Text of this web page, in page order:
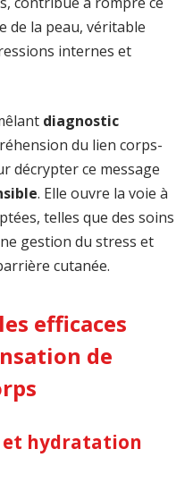
de la peau, véritable
internes et
diagnostic
du lien corps-
décrypter ce message
. Elle ouvre la voie à
telles que des soins
gestion du stress et
cutanée.
efficaces
de
et hydratation